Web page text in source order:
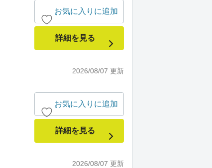
2026/08/07 更新
お気に入りに追加
詳細を見る
2026/08/07 更新
お気に入りに追加
詳細を見る